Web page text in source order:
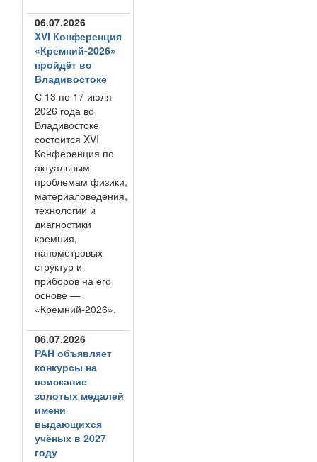
06.07.2026
XVI Конференция
«Кремний-2026»
пройдёт во
Владивостоке
С 13 по 17 июля
2026 года во
Владивостоке
состоится XVI
Конференция по
актуальным
проблемам физики,
материаловедения,
технологии и
диагностики
кремния,
нанометровых
структур и
приборов на его
основе —
«Кремний-2026».
06.07.2026
РАН объявляет
конкурсы на
соискание
золотых медалей
имени
выдающихся
учёных в 2027
году